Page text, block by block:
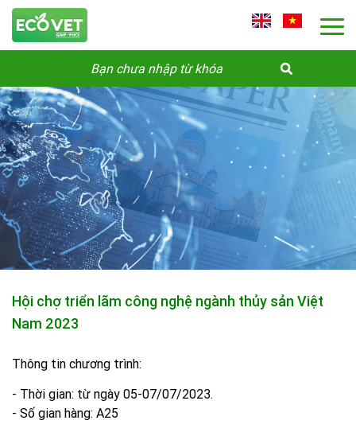
Hội chợ triển lãm công nghệ ngành thủy sản Việt
Nam 2023
Thông tin chương trình:
- Thời gian: từ ngày 05-07/07/2023.
- Số gian hàng: A25